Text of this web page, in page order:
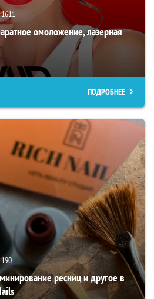
1611
омоложение, лазерная
ПОДРОБНЕЕ
190
ресниц и другое в